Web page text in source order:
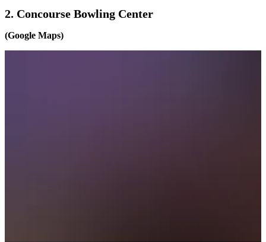
2. Concourse Bowling Center
(Google Maps)